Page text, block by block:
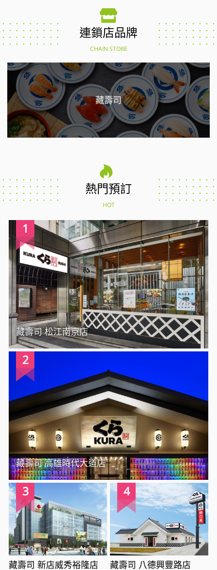
連鎖店品牌
CHAIN STORE
藏壽司
熱門預訂
HOT
1
藏壽司 松江南京店
2
藏壽司 高雄時代大道店
3
藏壽司 新店威秀裕隆店
4
藏壽司 八德興豐路店